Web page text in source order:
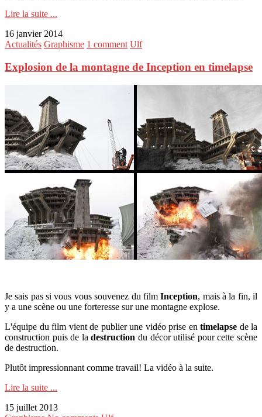
Lire la suite ...
16 janvier 2014
Actualités Graphisme 1 comment Ulf
Explosion de la montagne de Inception en timelapse
Je sais pas si vous vous souvenez du filmInception, mais à la fin, il
y a une scène ou une forteresse sur une montagne explose.
L'équipe du film vient de publier une vidéo prise en timelapse de la
construction puis de ladestruction du décor utilisé pour cette scène
de destruction.
Plutôt impressionnant comme travail! La vidéo à la suite.
Lire la suite ...
15 juillet 2013